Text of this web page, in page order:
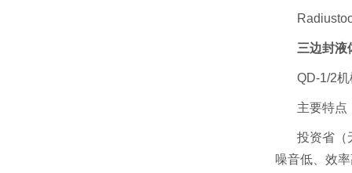
三边封液
QD-1/2
主要特点
投资省（
噪音低、效